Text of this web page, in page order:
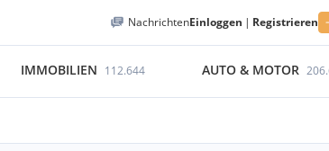
NachrichtenEinloggen | Registrieren
IMMOBILIEN 112.644 AUTO & MOTOR